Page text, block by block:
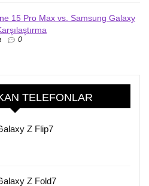
15 Pro Max vs. Samsung Galaxy
0
TELEFONLAR
Z Flip7
Z Fold7